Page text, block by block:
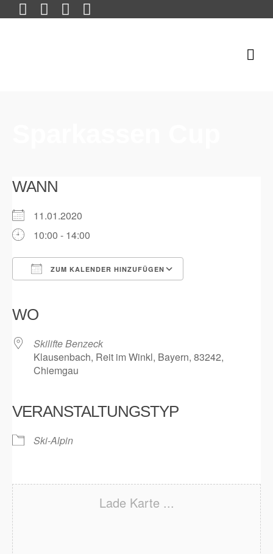
WANN
11.01.2020
10:00 - 14:00
ZUM KALENDER HINZUFÜGEN
WO
Skilifte Benzeck
Klausenbach, Reit im Winkl, Bayern, 83242,
Chiemgau
VERANSTALTUNGSTYP
Ski-Alpin
Lade Karte ...